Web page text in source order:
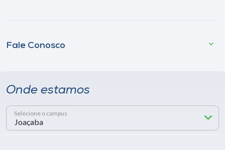
Fale Conosco
Onde estamos
Selecione o campus